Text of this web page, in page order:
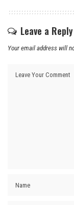
Leave a Reply
Your email address will